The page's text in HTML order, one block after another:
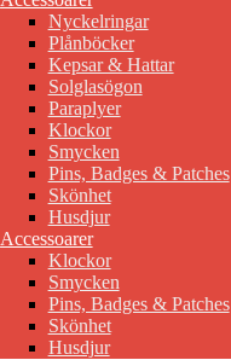
Nyckelringar
Plånböcker
Kepsar & Hattar
Solglasögon
Paraplyer
Klockor
Smycken
Pins, Badges & Patches
Skönhet
Husdjur
Accessoarer
Klockor
Smycken
Pins, Badges & Patches
Skönhet
Husdjur